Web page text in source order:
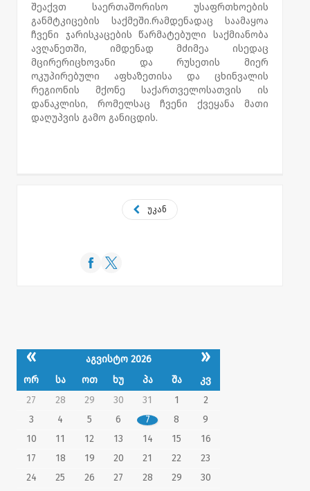
« აგვისტო 2026 »
ორ სა ოთ ხუ პა შა
კვ
27
28 29 30 31 1
2
3
4 5 6 7 8
9
10
11 12 13 14 15
16
17
18 19 20 21 22
23
24
25 26 27 28 29
30
შეაქვთ საერთაშორისო უსაფრთხოების
განმტკიცების საქმეში.რამდენადაც საამაყოა
ჩვენი ჯარისკაცების წარმატებული საქმიანობა
ავღანეთში, იმდენად მძიმეა ისედაც
მცირერიცხოვანი და რუსეთის მიერ
ოკუპირებული აფხაზეთისა და ცხინვალის
რეგიონის მქონე საქართველოსათვის ის
დანაკლისი, რომელსაც ჩვენი ქვეყანა მათი
დაღუპვის გამო განიცდის.
უკან